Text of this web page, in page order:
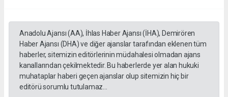
Anadolu Ajansı (AA), İhlas Haber Ajansı (İHA), Demirören
Haber Ajansı (DHA) ve diğer ajanslar tarafından eklenen tüm
haberler, sitemizin editörlerinin müdahalesi olmadan ajans
kanallarından çekilmektedir. Bu haberlerde yer alan hukuki
muhataplar haberi geçen ajanslar olup sitemizin hiç bir
editörü sorumlu tutulamaz...